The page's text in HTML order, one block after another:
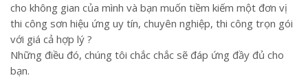
cho không gian của mình và bạn muốn tiềm kiếm một đơn vị
thi công sơn hiệu ứng uy tín, chuyên nghiệp, thi công trọn gói
với giá cả hợp lý ?
Những điều đó, chúng tôi chắc chắc sẽ đáp ứng đầy đủ cho
bạn.